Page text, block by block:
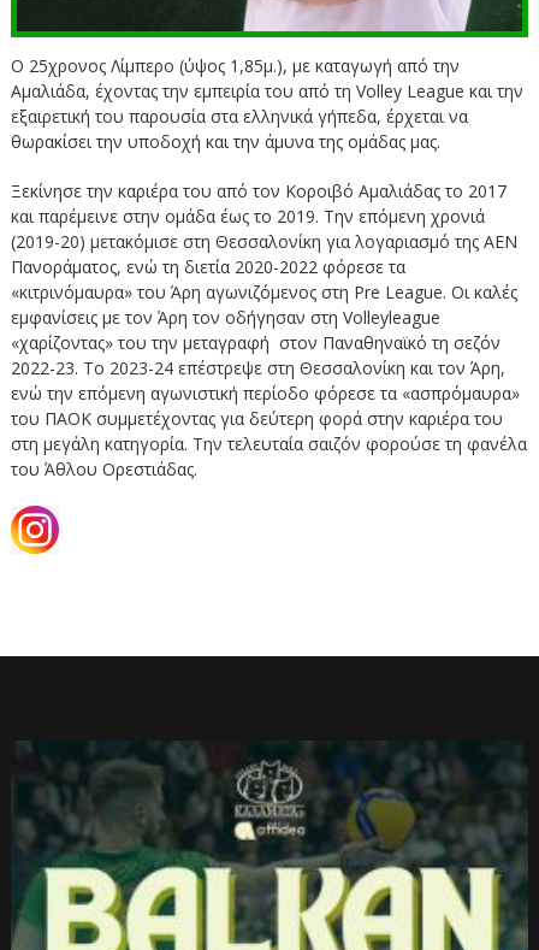
Ο 25χρονος Λίμπερο (ύψος 1,85μ.), με καταγωγή από την
Αμαλιάδα, έχοντας την εμπειρία του από τη Volley League και την
εξαιρετική του παρουσία στα ελληνικά γήπεδα, έρχεται να
θωρακίσει την υποδοχή και την άμυνα της ομάδας μας.
Ξεκίνησε την καριέρα του από τον Κοροιβό Αμαλιάδας το 2017
και παρέμεινε στην ομάδα έως το 2019. Την επόμενη χρονιά
(2019-20) μετακόμισε στη Θεσσαλονίκη για λογαριασμό της ΑΕΝ
Πανοράματος, ενώ τη διετία 2020-2022 φόρεσε τα
«κιτρινόμαυρα» του Άρη αγωνιζόμενος στη Pre League. Οι καλές
εμφανίσεις με τον Άρη τον οδήγησαν στη Volleyleague
«χαρίζοντας» του την μεταγραφή στον Παναθηναϊκό τη σεζόν
2022-23. Το 2023-24 επέστρεψε στη Θεσσαλονίκη και τον Άρη,
ενώ την επόμενη αγωνιστική περίοδο φόρεσε τα «ασπρόμαυρα»
του ΠΑΟΚ συμμετέχοντας για δεύτερη φορά στην καριέρα του
στη μεγάλη κατηγορία. Την τελευταία σαιζόν φορούσε τη φανέλα
του Άθλου Ορεστιάδας.